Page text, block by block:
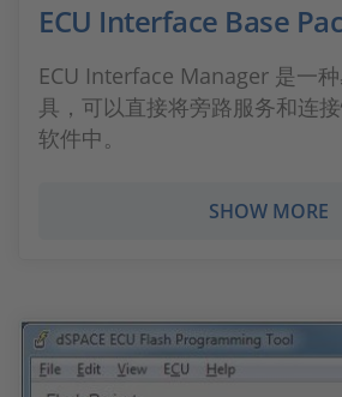
ECU Interface Base
ECU Interface Manager 是一
具，可以直接将旁路服务和连
软件中。
SHOW MORE